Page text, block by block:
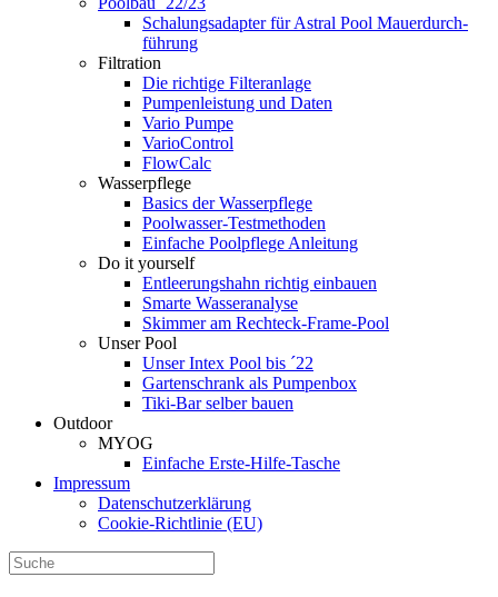
Schalungs­adapter für Astral Pool Mauer­durch­
führung
Filtration
Die richtige Filter­anlage
Pumpenleistung und Daten
Vario Pumpe
Vario­Control
FlowCalc
Wasserpflege
Basics der Wasserpflege
Poolwasser-Testmethoden
Einfache Poolpflege Anleitung
Do it yourself
Ent­leerungs­hahn richtig einbauen
Smarte Wasseranalyse
Skimmer am Rechteck-Frame-Pool
Unser Pool
Unser Intex Pool bis ´22
Gartenschrank als Pumpenbox
Tiki-Bar selber bauen
Outdoor
MYOG
Einfache Erste-Hilfe-Tasche
Impressum
Datenschutzerklärung
Cookie-Richtlinie (EU)